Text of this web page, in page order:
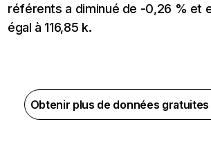
référents a diminué de -0,26 % et
égal à 116,85 k.
Obtenir plus de données